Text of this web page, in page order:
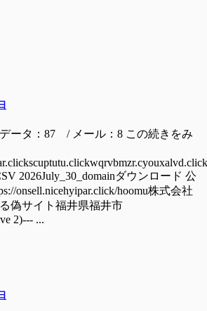
ータ：87 / メール：8 この続きをみ
2026July_30_domainダウンロード 公
onsell.nicehyipar.click/hoomu株式会社
偽サイト福井県福井市
2)--- ...